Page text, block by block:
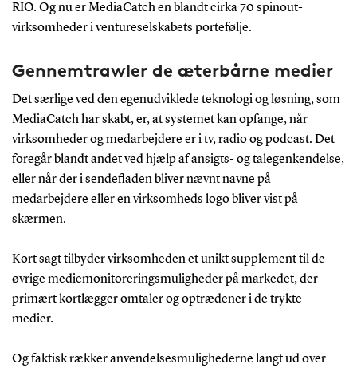
RIO. Og nu er MediaCatch en blandt cirka 70 spinout-
virksomheder i ventureselskabets portefølje.
Gennemtrawler de æterbårne medier
Det særlige ved den egenudviklede teknologi og løsning, som
MediaCatch har skabt, er, at systemet kan opfange, når
virksomheder og medarbejdere er i tv, radio og podcast. Det
foregår blandt andet ved hjælp af ansigts- og talegenkendelse,
eller når der i sendefladen bliver nævnt navne på
medarbejdere eller en virksomheds logo bliver vist på
skærmen.
Kort sagt tilbyder virksomheden et unikt supplement til de
øvrige mediemonitoreringsmuligheder på markedet, der
primært kortlægger omtaler og optrædener i de trykte
medier.
Og faktisk rækker anvendelsesmulighederne langt ud over